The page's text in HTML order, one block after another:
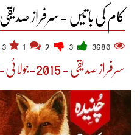
کام کی باتیں - سرفراز صدیقی
3680
3
سرفراز صدیقی - 2015-جولائی-7